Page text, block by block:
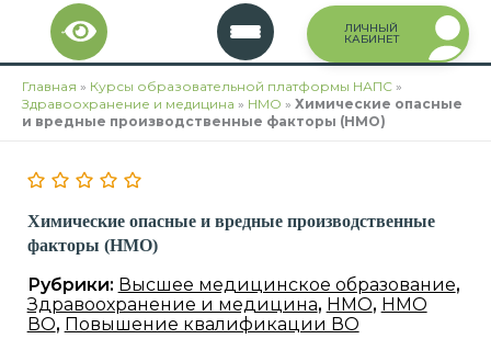
Перейти
содержимому
ЛИЧНЫЙ
КАБИНЕТ
Главная » Курсы образовательной платформы НАПС »
Здравоохранение и медицина » НМО » Химические опасные
и вредные производственные факторы (НМО)
Химические опасные и вредные производственные
факторы (НМО)
Рубрики: Высшее медицинское образование,
Здравоохранение и медицина, НМО, НМО
ВО, Повышение квалификации ВО